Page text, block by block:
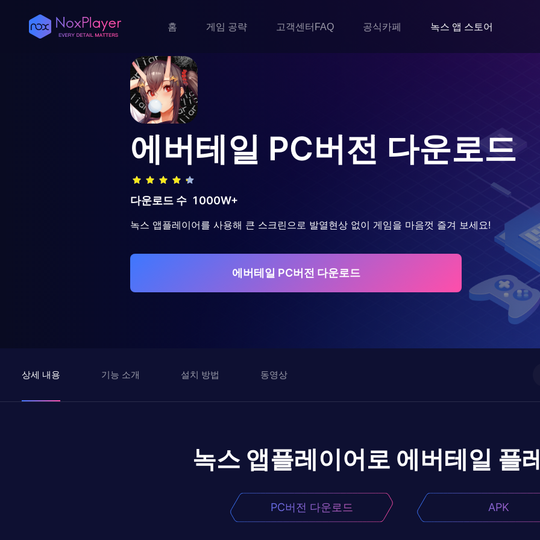
홈 게임 공략 고객센터FAQ 공식카페 녹스 앱 스토어
에버테일 PC버전 다운로드
다운로드 수 1000W+
녹스 앱플레이어를 사용해 큰 스크린으로 발열현상 없이 게임을 마음껏 즐겨 보세요!
에버테일 PC버전 다운로드
상세 내용 기능 소개 설치 방법 동영상
녹스 앱플레이어로 에버테일 플
PC버전 다운로드 APK